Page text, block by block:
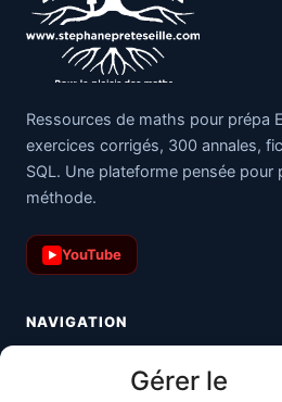
Gérer le
Ressources de maths pour prépa
exercices corrigés, 300 annales,
SQL. Une plateforme pensée pour
méthode.
▶ YouTube
NAVIGATION
Toutes les maths